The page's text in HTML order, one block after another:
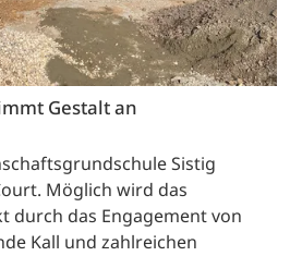
Gestalt an
Sistig
Möglich wird das
durch das Engagement von
Kall und zahlreichen